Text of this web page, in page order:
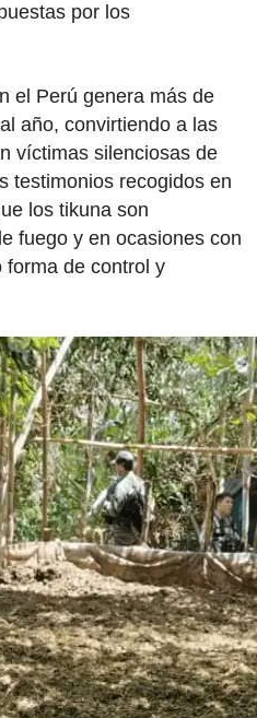
por los
el Perú genera más de
año, convirtiendo a las
víctimas silenciosas de
testimonios recogidos en
los tikuna son
fuego y en ocasiones con
forma de control y